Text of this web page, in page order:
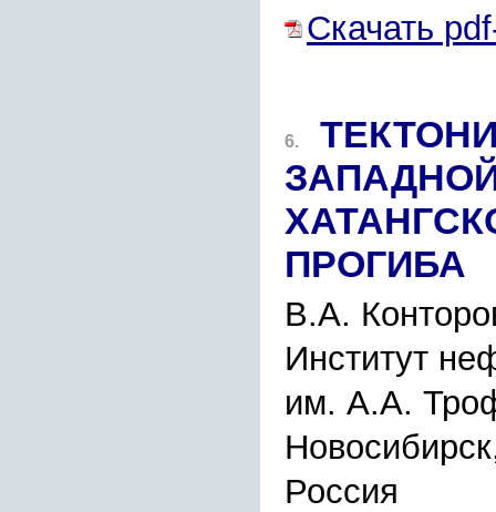
Скачать
6.
ПРОГИБА
В.А.
Институт
им. А.А.
Россия